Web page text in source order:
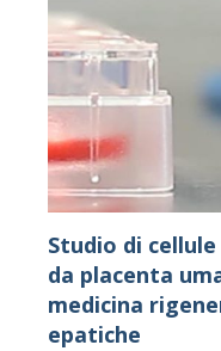
Studio di
da placenta
medicina
epatiche